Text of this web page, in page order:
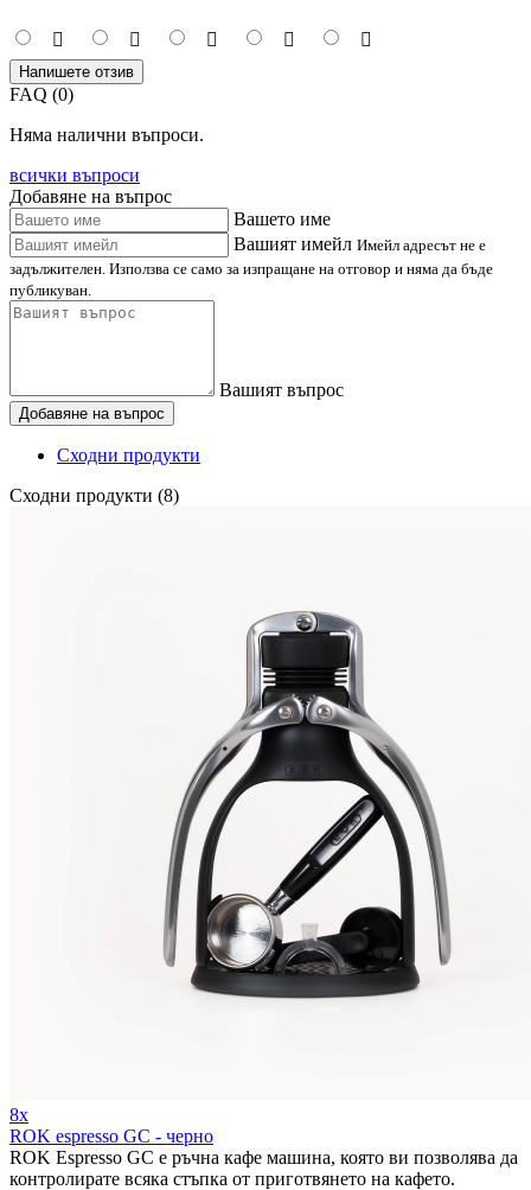
Напишете отзив
FAQ (0)
Няма налични въпроси.
всички въпроси
Добавяне на въпрос
Вашето име
Вашият имейл Имейл адресът не е
задължителен. Използва се само за изпращане на отговор и няма да бъде
публикуван.
Вашият въпрос
Добавяне на въпрос
Сходни продукти
Сходни продукти (8)
8x
ROK espresso GC - черно
ROK Espresso GC е ръчна кафе машина, която ви позволява да
контролирате всяка стъпка от приготвянето на кафето.